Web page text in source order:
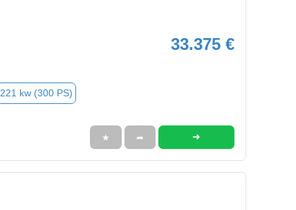
33.375 €
221 kw (300 PS)
★ ➦ ➜